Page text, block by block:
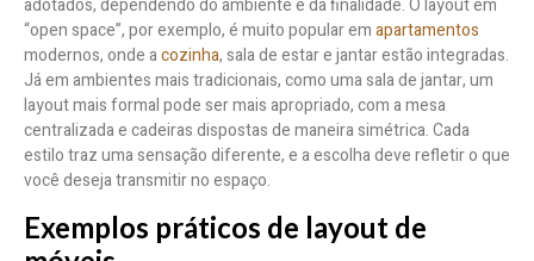
adotados, dependendo do ambiente e da finalidade. O layout em
“open space”, por exemplo, é muito popular emapartamentos
modernos, onde acozinha, sala de estar e jantar estão integradas.
Já em ambientes mais tradicionais, como uma sala de jantar, um
layout mais formal pode ser mais apropriado, com a mesa
centralizada e cadeiras dispostas de maneira simétrica. Cada
estilo traz uma sensação diferente, e a escolha deve refletir o que
você deseja transmitir no espaço.
Exemplos práticos de layout de